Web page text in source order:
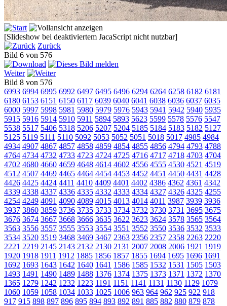
[Slideshow bei deaktiviertem JacaScript nicht nutzbar]
Zurück
Bild 6 von 576
Weiter
Bild 8 von 576
6993 6994 6995 6992 6497 6495 6496 6294 6264 6258 6182 6181
6180 6153 6151 6150 6117 6039 6040 6041 6038 6036 6037 6035
6000 5997 5998 5981 5980 5979 5976 5943 5941 5942 5940 5935
5915 5916 5914 5910 5911 5894 5893 5623 5599 5578 5576 5547
5538 5517 5406 5318 5206 5207 5204 5185 5184 5183 5182 5127
5125 5119 5111 5110 5092 5053 5052 5051 5018 5017 4985 4984
4934 4907 4867 4857 4858 4859 4854 4855 4856 4794 4793 4788
4764 4734 4732 4733 4723 4724 4725 4716 4717 4718 4703 4704
4702 4680 4660 4659 4648 4614 4602 4556 4555 4530 4521 4519
4512 4507 4469 4465 4464 4454 4453 4452 4451 4450 4431 4428
4426 4425 4424 4411 4410 4409 4401 4402 4386 4362 4361 4342
4339 4338 4337 4336 4335 4332 4333 4334 4327 4326 4325 4255
4254 4249 4091 4090 4089 4015 4013 4014 4011 3987 3939 3936
3937 3860 3859 3736 3735 3733 3734 3732 3730 3731 3695 3675
3676 3674 3667 3668 3666 3635 3622 3623 3624 3578 3565 3564
3563 3556 3557 3555 3553 3554 3551 3552 3550 3536 3532 3533
3534 3520 3519 3468 3469 3467 2363 2356 2357 2358 2263 2220
2221 2219 2145 2143 2132 2130 2131 2007 2008 2006 1921 1919
1920 1918 1911 1912 1885 1856 1857 1855 1694 1695 1696 1691
1692 1693 1643 1642 1640 1641 1586 1585 1532 1531 1505 1503
1493 1491 1490 1489 1488 1376 1374 1375 1373 1371 1372 1370
1365 1279 1242 1232 1223 1191 1151 1141 1131 1130 1129 1079
1060 1059 1058 1034 1033 1025 1006 963 964 962 925 922 918
917 915 898 897 896 895 894 893 892 891 885 882 880 879 878